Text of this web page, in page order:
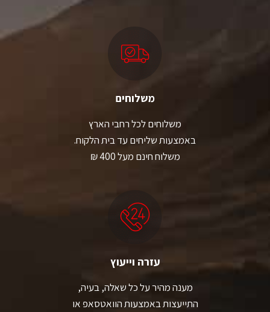
משלוחים
משלוחים לכל רחבי הארץ
באמצעות שליחים עד בית הלקוח.
משלוח חינם מעל 400 ₪
עזרה וייעוץ
מענה מהיר על כל שאלה, בעיה,
התייעצות באמצעות הוואטסאפ או